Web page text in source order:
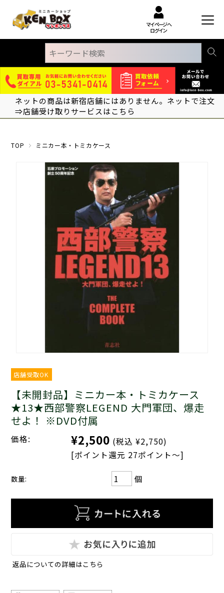
マイページへ
ログイン
ネットの商品は新宿店舗にはありません。ネットで注文
⇒店舗受け取りサービスはこちら
TOP ミニカー本・トミカケース
店舗受取OK
【未開封品】ミニカー本・トミカケース
★13★西部警察LEGEND 大門軍団、爆走
せよ！ ※DVD付属
価格: ¥2,500 (税込 ¥2,750)
[ポイント還元 27ポイント～]
数量: 個
返品についての詳細はこちら